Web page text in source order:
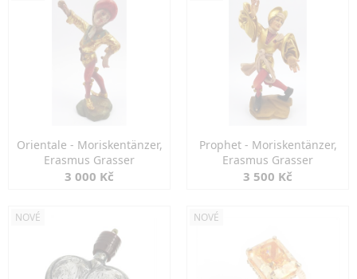
Orientale - Moriskentänzer,
Erasmus Grasser
3 000 Kč
Prophet - Moriskentänzer,
Erasmus Grasser
3 500 Kč
NOVÉ NOVÉ